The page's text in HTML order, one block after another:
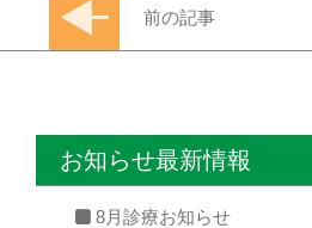
前の記事
お知らせ最新情報
8月診療お知らせ